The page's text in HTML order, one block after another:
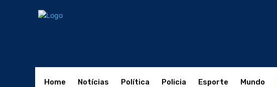
Home Notícias Política Policia Esporte Mundo